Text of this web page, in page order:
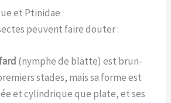
et Ptinidae
peuvent faire douter :
(nymphe de blatte) est brun-
stades, mais sa forme est
et cylindrique que plate, et ses